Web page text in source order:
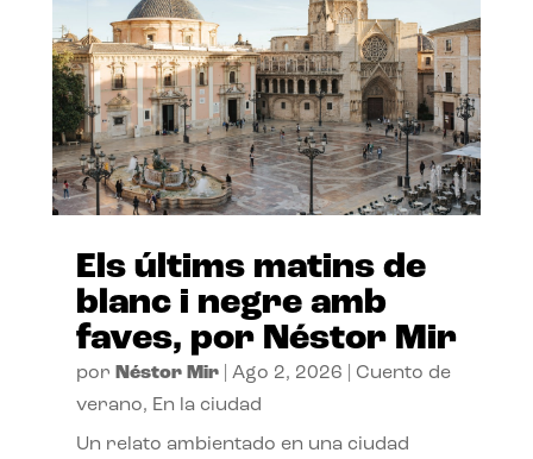
Els últims matins de
blanc i negre amb
faves, por Néstor Mir
por Néstor Mir| Ago 2, 2026
Cuento de
verano, En la ciudad
Un relato ambientado en una ciudad